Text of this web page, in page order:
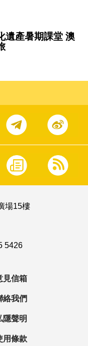
遺產暑期課堂 澳
場15樓
5426
見信箱
絡我們
隱聲明
用條款